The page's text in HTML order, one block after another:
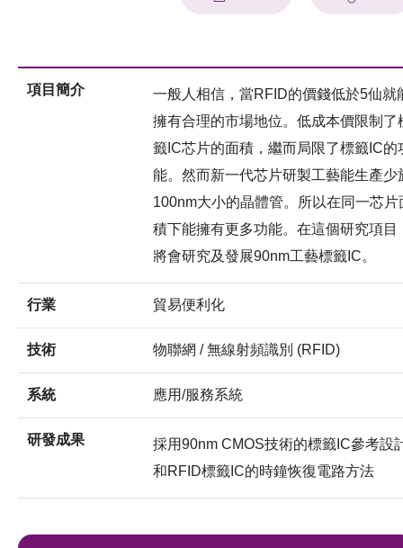
會籍
項目簡介
一般人相信，當RFID的價錢低於5仙就
擁有合理的市場地位。低成本價限制了
籤IC芯片的面積，繼而局限了標籤IC的
能。然而新一代芯片研製工藝能生產少
100nm大小的晶體管。所以在同一芯片
積下能擁有更多功能。在這個研究項目
將會研究及發展90nm工藝標籤IC。
行業 貿易便利化
技術 物聯網 / 無線射頻識別 (RFID)
系統 應用/服務系統
研發成果
採用90nm CMOS技術的標籤IC參考設
和RFID標籤IC的時鐘恢復電路方法